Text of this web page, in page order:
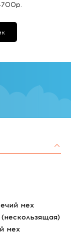
мех
мех